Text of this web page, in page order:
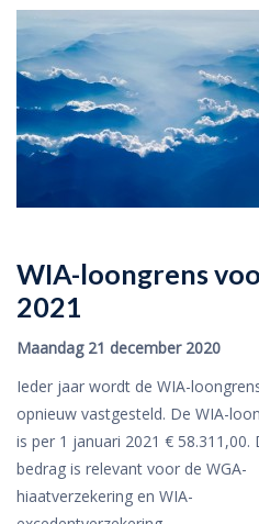
WIA-loongrens
2021
Maandag 21 december 2020
Ieder jaar wordt de WIA-
opnieuw vastgesteld. De WIA-
is per 1 januari 2021 € 58.311,00.
bedrag is relevant voor de WGA-
hiaatverzekering en WIA-